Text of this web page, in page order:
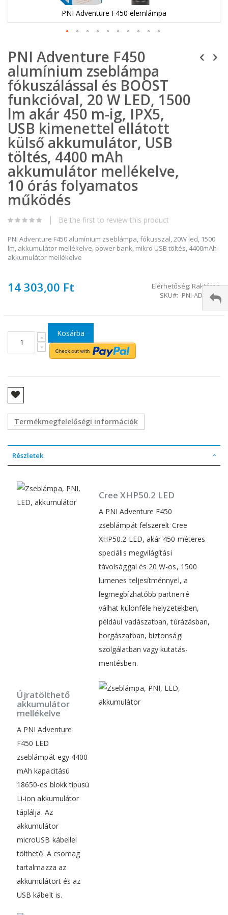
PNI Adventure F450 elemlámpa
a
képgaléria
elejére
PNI Adventure F450
alumínium zseblámpa
fókuszálással és BOOST
funkcióval, 20 W LED, 1500
lm akár 450 m-ig, IPX5,
USB kimenettel ellátott
külső akkumulátor, USB
töltés, 4400 mAh
akkumulátor mellékelve,
10 órás folyamatos
működés
Be the first to review this product
PNI Adventure F450 alumínium zseblámpa, fókusszal, 20W led, 1500
lm, akkumulátor mellékelve, power bank, mikro USB töltés, 4400mAh
akkumulátor mellékelve
14 303,00 Ft Elérhetőség: Raktáron
SKU
PNI-ADVF450
Kosárba
Termékmegfelelőségi információk
Részletek
Cree XHP50.2 LED
A PNI Adventure F450
zseblámpát felszerelt Cree
XHP50.2 LED, akár 450 méteres
speciális megvilágítási
távolsággal és 20 W-os, 1500
lumenes teljesítménnyel, a
legmegbízhatóbb partnerré
válhat különféle helyzetekben,
például vadászatban, túrázásban,
horgászatban, biztonsági
szolgálatban vagy kutatás-
mentésben.
Újratölthető
akkumulátor
mellékelve
A PNI Adventure
F450 LED
zseblámpát egy 4400
mAh kapacitású
18650-es blokk típusú
Li-ion akkumulátor
táplálja. Az
akkumulátor
microUSB kábellel
tölthető. A csomag
tartalmazza az
akkumulátort és az
USB kábelt is.